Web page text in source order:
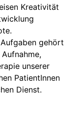
Kreativität
gehört
unserer
PatientInnen
Dienst.